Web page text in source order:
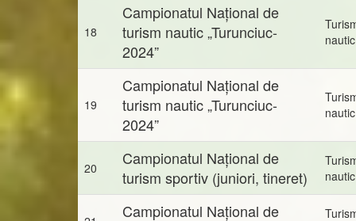
18
Campionatul Național de
turism nautic „Turunciuc-
2024”
nautic
19
Campionatul Național de
turism nautic „Turunciuc-
2024”
nautic
20
Campionatul Național de
turism sportiv (juniori, tineret)
nautic
Campionatul Național de